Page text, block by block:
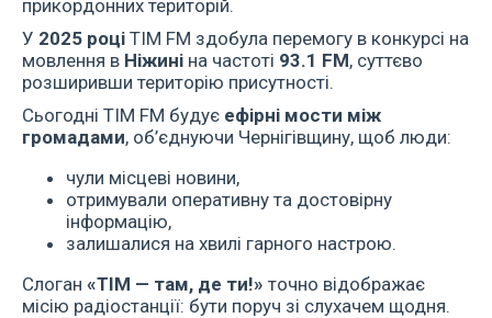
прикордонних територій.
У 2025 році ТІМ FM здобула перемогу в конкурсі на
мовлення в Ніжині на частоті 93.1 FM, суттєво
розширивши територію присутності.
Сьогодні ТІМ FM будує ефірні мости між
громадами, об’єднуючи Чернігівщину, щоб люди:
чули місцеві новини,
отримували оперативну та достовірну
інформацію,
залишалися на хвилі гарного настрою.
Слоган «ТІМ — там, де ти!» точно відображає
місію радіостанції: бути поруч зі слухачем щодня.